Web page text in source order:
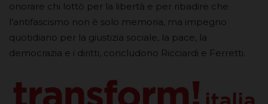
onorare chi lottò per la libertà e per ribadire che
l’antifascismo non è solo memoria, ma impegno
quotidiano per la giustizia sociale, la pace, la
democrazia e i diritti, concludono Ricciardi e Ferretti.